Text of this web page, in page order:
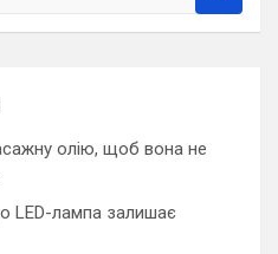
олію, щоб вона не
LED-лампа залишає